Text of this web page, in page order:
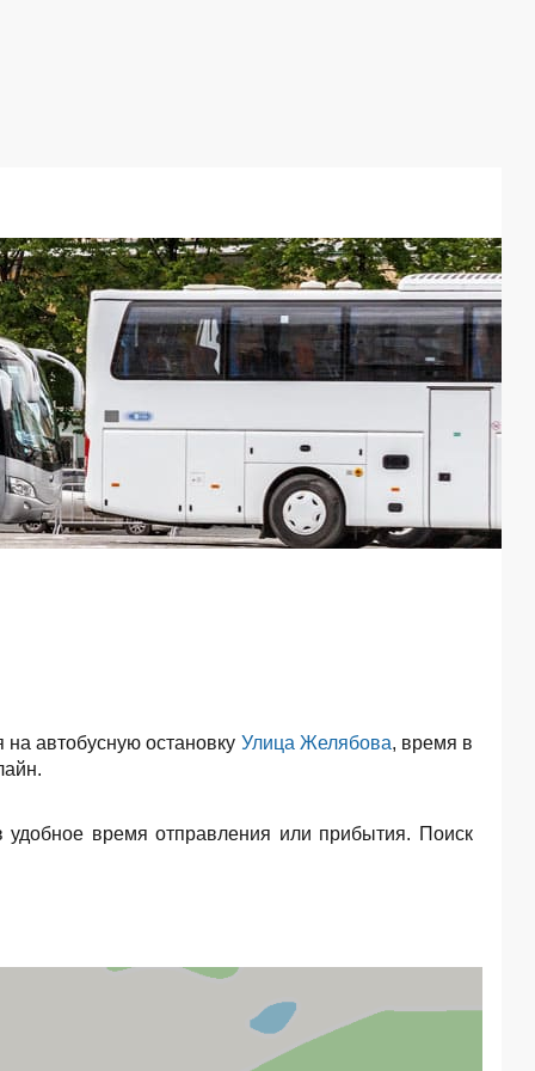
автобусную остановку Улица Желябова, время в
время отправления или прибытия. Поиск